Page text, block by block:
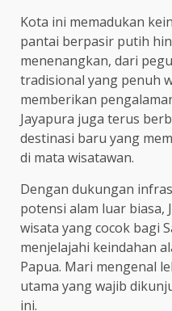
Kota ini memadukan
pantai berpasir putih
menenangkan, dari
tradisional yang penuh
memberikan
Jayapura juga terus
destinasi baru yang
di mata wisatawan.
Dengan dukungan
potensi alam luar biasa,
wisata yang cocok bagi
menjelajahi keindahan
Papua. Mari mengenal
utama yang wajib
ini.